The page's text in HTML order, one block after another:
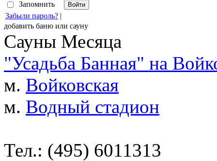
Запомнить
Забыли пароль? |
добавить баню или сауну
Сауны Месяца
"Усадьба Банная" на
м. Войковская
м. Водный стадион
Тел.: (495) 6011313